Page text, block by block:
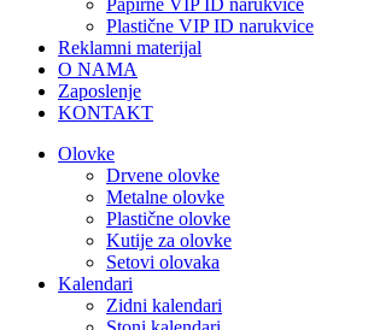
Plastične VIP ID narukvice
Reklamni materijal
O NAMA
Zaposlenje
KONTAKT
Olovke
Drvene olovke
Metalne olovke
Plastične olovke
Kutije za olovke
Setovi olovaka
Kalendari
Zidni kalendari